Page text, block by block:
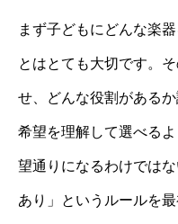
まず子どもにどんな楽
とはとても大切です。
せ、どんな役割がある
希望を理解して選べる
望通りになるわけでは
あり」というルールを